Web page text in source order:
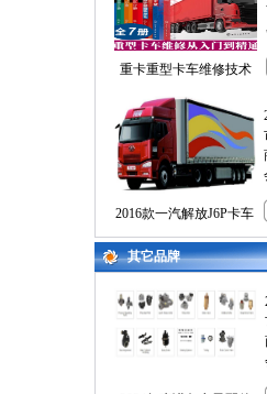
重卡重型卡车维修技术
2016款一汽解放J6P卡车
其它品牌